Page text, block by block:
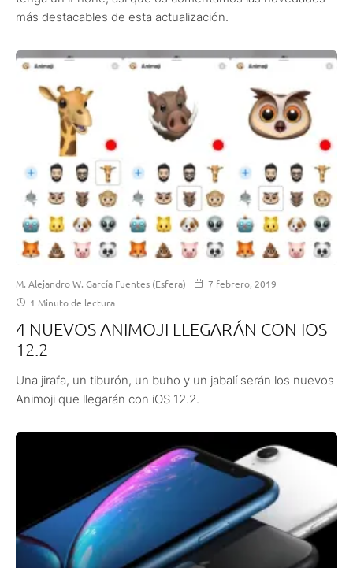
más destacables de esta actualización.
M. Alejandro W. García Fuentes (Esfera)
7 febrero, 2019
1 Minuto de lectura
4 NUEVOS ANIMOJI LLEGARÁN CON IOS
12.2
Una jirafa, un tiburón, un buho y un jabalí serán los nuevos
Animoji que llegarán con iOS 12.2.